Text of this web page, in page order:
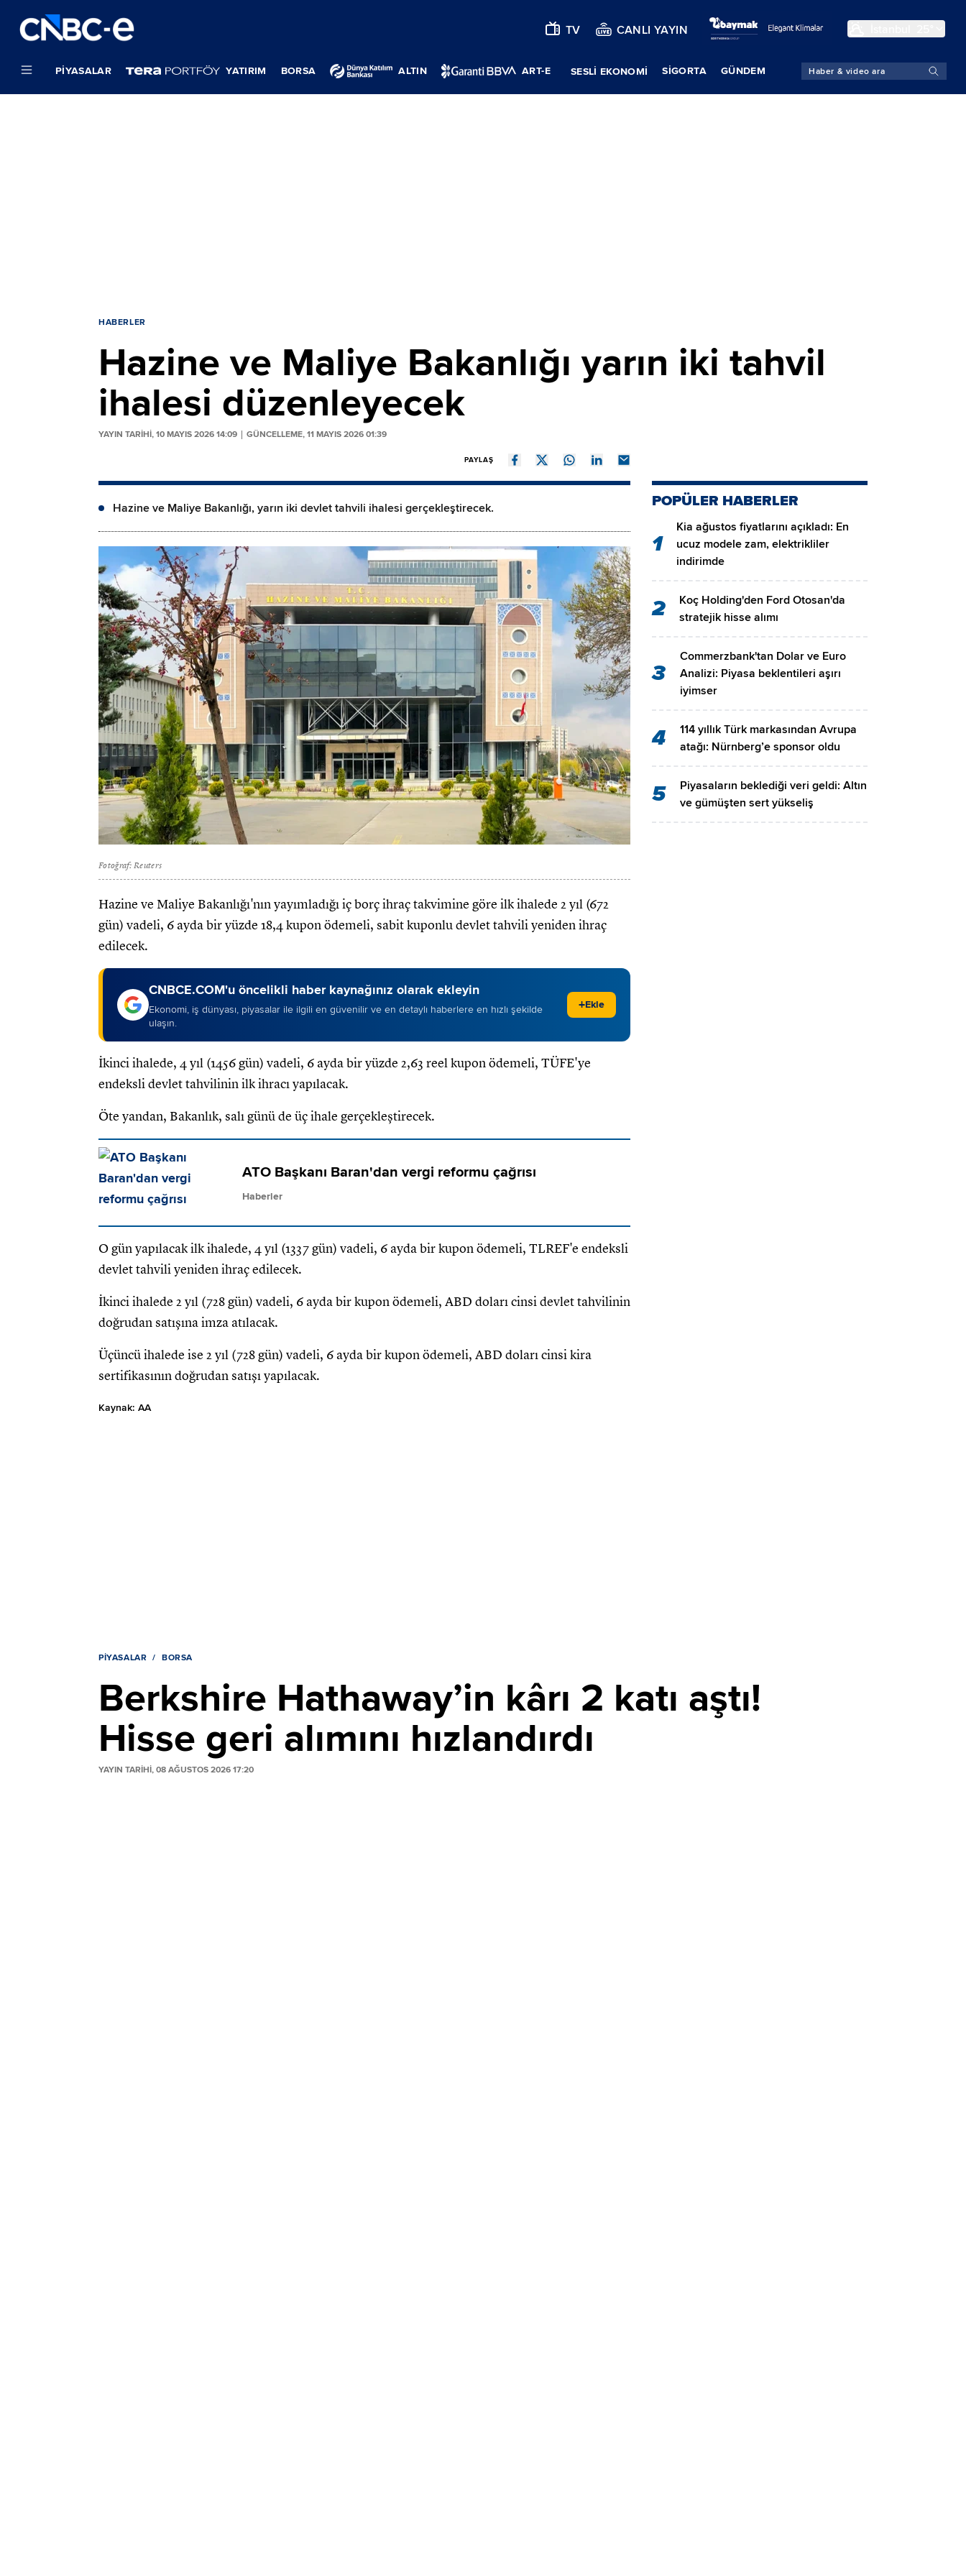
TV CANLI YAYIN
PIYASALAR YATIRIM BORSA ALTIN ART-E SESLİ EKONOMİ SIGORTA GÜNDEM
HABERLER
Hazine ve Maliye Bakanlığı yarın iki tahvil
ihalesi düzenleyecek
YAYIN TARİHİ, 10 MAYIS 2026 14:09 GÜNCELLEME, 11 MAYIS 2026 01:39
PAYLAŞ
Hazine ve Maliye Bakanlığı, yarın iki devlet tahvili ihalesi gerçekleştirecek.
Fotoğraf: Reuters
Hazine ve Maliye Bakanlığı'nın yayımladığı iç borç ihraç takvimine göre ilk ihalede 2 yıl (672
gün) vadeli, 6 ayda bir yüzde 18,4 kupon ödemeli, sabit kuponlu devlet tahvili yeniden ihraç
edilecek.
CNBCE.COM'u öncelikli haber kaynağınız olarak ekleyin
Ekonomi, iş dünyası, piyasalar ile ilgili en güvenilir ve en detaylı haberlere en hızlı şekilde
ulaşın.
+Ekle
İkinci ihalede, 4 yıl (1456 gün) vadeli, 6 ayda bir yüzde 2,63 reel kupon ödemeli, TÜFE'ye
endeksli devlet tahvilinin ilk ihracı yapılacak.
Öte yandan, Bakanlık, salı günü de üç ihale gerçekleştirecek.
ATO Başkanı Baran'dan vergi reformu çağrısı
Haberler
O gün yapılacak ilk ihalede, 4 yıl (1337 gün) vadeli, 6 ayda bir kupon ödemeli, TLREF'e endeksli
devlet tahvili yeniden ihraç edilecek.
İkinci ihalede 2 yıl (728 gün) vadeli, 6 ayda bir kupon ödemeli, ABD doları cinsi devlet tahvilinin
doğrudan satışına imza atılacak.
Üçüncü ihalede ise 2 yıl (728 gün) vadeli, 6 ayda bir kupon ödemeli, ABD doları cinsi kira
sertifikasının doğrudan satışı yapılacak.
Kaynak: AA
POPÜLER HABERLER
1
Kia ağustos fiyatlarını açıkladı: En
ucuz modele zam, elektrikliler
indirimde
2
Koç Holding'den Ford Otosan'da
stratejik hisse alımı
3
Commerzbank'tan Dolar ve Euro
Analizi: Piyasa beklentileri aşırı
iyimser
4
114 yıllık Türk markasından Avrupa
atağı: Nürnberg’e sponsor oldu
5
Piyasaların beklediği veri geldi: Altın
ve gümüşten sert yükseliş
PIYASALAR BORSA
Berkshire Hathaway’in kârı 2 katı aştı!
Hisse geri alımını hızlandırdı
YAYIN TARİHİ, 08 AĞUSTOS 2026 17:20